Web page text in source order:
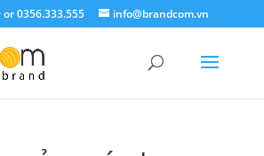
or 0356.333.555 info@brandcom.vn